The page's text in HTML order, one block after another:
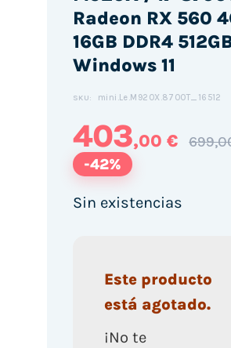
Radeon RX 560
16GB DDR4
Windows 11
SKU: mini.Le.M920X.8700T_16512
403,00 €
-42%
Sin existencias
Este producto
está agotado.
¡No te